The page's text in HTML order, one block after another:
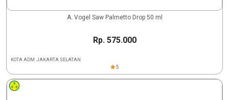
A. Vogel Saw Palmetto Drop 50 ml
Rp. 575.000
KOTA ADM. JAKARTA SELATAN
5